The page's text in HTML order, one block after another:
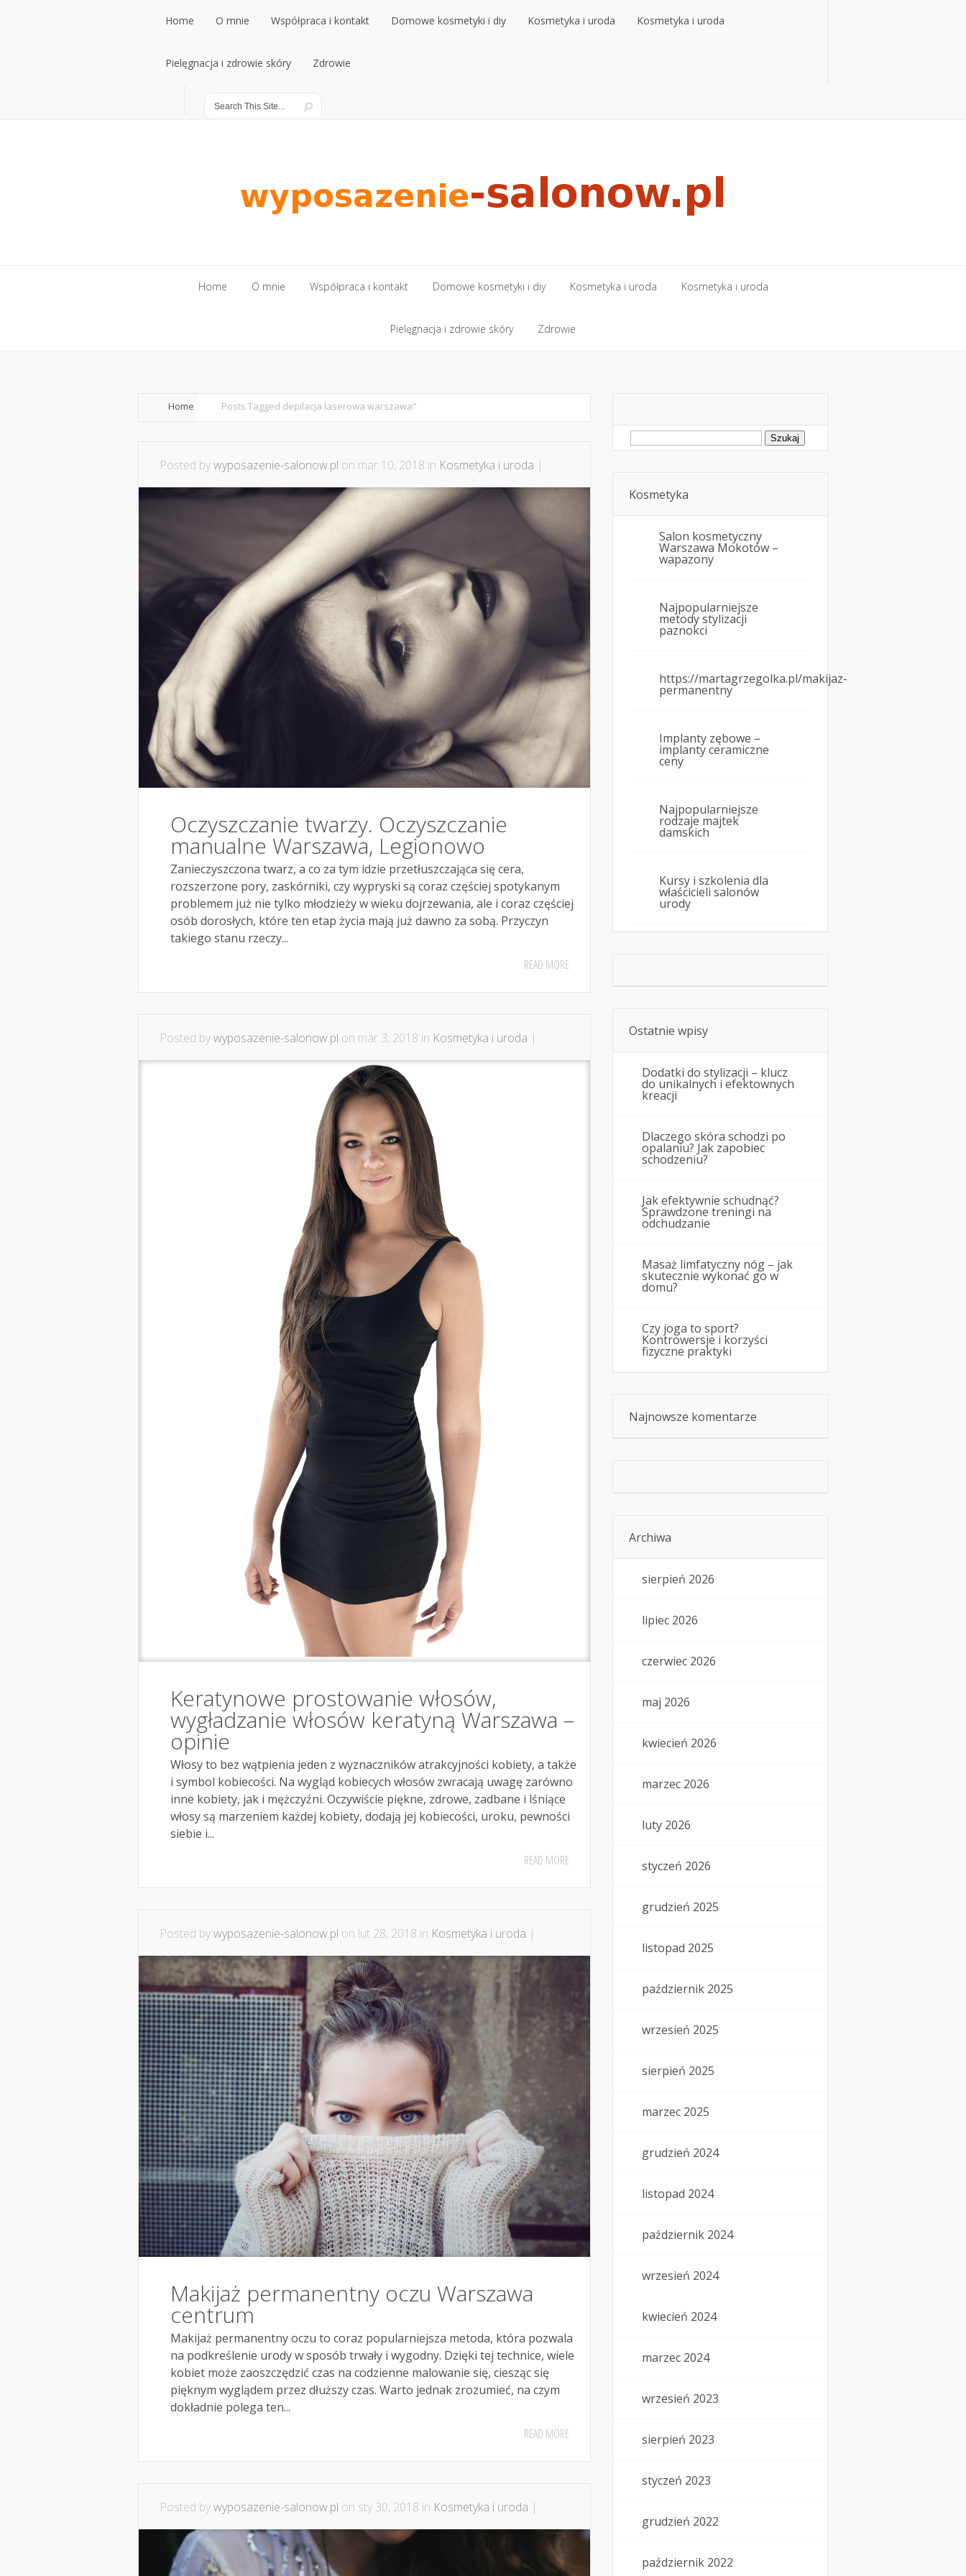
Home
Home
O mnie
O mnie
Współpraca i kontakt
Współpraca i kontakt
Domowe kosmetyki i diy Kosmetyka i uroda Kosmetyka i uroda
Pielęgnacja i zdrowie skóry
Pielęgnacja i zdrowie skóry
Zdrowie
Home O mnie Współpraca i kontakt
Współpraca i kontakt
Domowe kosmetyki i diy
Domowe kosmetyki i diy
Kosmetyka i uroda
Kosmetyka i uroda
Kosmetyka i uroda
Pielęgnacja i zdrowie skóry Zdrowie
Home Posts Tagged depilacja laserowa warszawa"
Posted bywyposazenie-salonow.pl on mar 10, 2018 in Kosmetyka i uroda |
Oczyszczanie twarzy. Oczyszczanie
manualne Warszawa, Legionowo
Zanieczyszczona twarz, a co za tym idzie przetłuszczająca się cera,
rozszerzone pory, zaskórniki, czy wypryski są coraz częściej spotykanym
problemem już nie tylko młodzieży w wieku dojrzewania, ale i coraz częściej
osób dorosłych, które ten etap życia mają już dawno za sobą. Przyczyn
takiego stanu rzeczy...
READ MORE
Posted bywyposazenie-salonow.pl on mar 3, 2018 in Kosmetyka i uroda |
Keratynowe prostowanie włosów,
wygładzanie włosów keratyną Warszawa –
opinie
Włosy to bez wątpienia jeden z wyznaczników atrakcyjności kobiety, a także
i symbol kobiecości. Na wygląd kobiecych włosów zwracają uwagę zarówno
inne kobiety, jak i mężczyźni. Oczywiście piękne, zdrowe, zadbane i lśniące
włosy są marzeniem każdej kobiety, dodają jej kobiecości, uroku, pewności
siebie i...
READ MORE
Posted bywyposazenie-salonow.pl on lut 28, 2018 in Kosmetyka i uroda |
Makijaż permanentny oczu Warszawa
centrum
Makijaż permanentny oczu to coraz popularniejsza metoda, która pozwala
na podkreślenie urody w sposób trwały i wygodny. Dzięki tej technice, wiele
kobiet może zaoszczędzić czas na codzienne malowanie się, ciesząc się
pięknym wyglądem przez dłuższy czas. Warto jednak zrozumieć, na czym
dokładnie polega ten...
READ MORE
Posted bywyposazenie-salonow.pl on sty 30, 2018 in Kosmetyka i uroda |
Szukaj:
Kosmetyka
Salon kosmetyczny
Warszawa Mokotów –
wapazony
Najpopularniejsze
metody stylizacji
paznokci
https://martagrzegolka.pl/makijaz-
permanentny
Implanty zębowe –
implanty ceramiczne
ceny
Najpopularniejsze
rodzaje majtek
damskich
Kursy i szkolenia dla
właścicieli salonów
urody
Ostatnie wpisy
Dodatki do stylizacji – klucz
do unikalnych i efektownych
kreacji
Dlaczego skóra schodzi po
opalaniu? Jak zapobiec
schodzeniu?
Jak efektywnie schudnąć?
Sprawdzone treningi na
odchudzanie
Masaż limfatyczny nóg – jak
skutecznie wykonać go w
domu?
Czy joga to sport?
Kontrowersje i korzyści
fizyczne praktyki
Najnowsze komentarze
Archiwa
sierpień 2026
lipiec 2026
czerwiec 2026
maj 2026
kwiecień 2026
marzec 2026
luty 2026
styczeń 2026
grudzień 2025
listopad 2025
październik 2025
wrzesień 2025
sierpień 2025
marzec 2025
grudzień 2024
listopad 2024
październik 2024
wrzesień 2024
kwiecień 2024
marzec 2024
wrzesień 2023
sierpień 2023
styczeń 2023
grudzień 2022
październik 2022